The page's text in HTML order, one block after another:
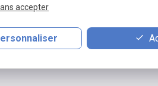
Accueil
accepter